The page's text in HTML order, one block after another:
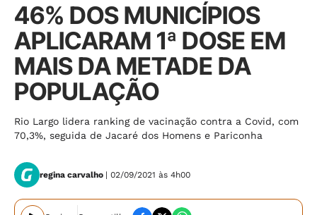
46% DOS MUNICÍPIOS
APLICARAM 1ª DOSE EM
MAIS DA METADE DA
POPULAÇÃO
Rio Largo lidera ranking de vacinação contra a Covid, com
70,3%, seguida de Jacaré dos Homens e Pariconha
regina carvalho | 02/09/2021 às 4h00